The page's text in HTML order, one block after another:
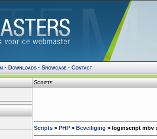
- Downloads - Showcase - Contact
Scripts:
Scripts > PHP > Beveiliging > loginscript mbv